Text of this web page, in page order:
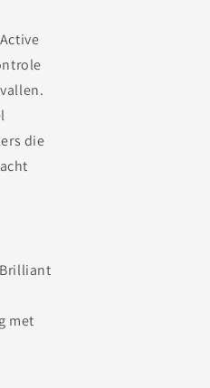
die
met